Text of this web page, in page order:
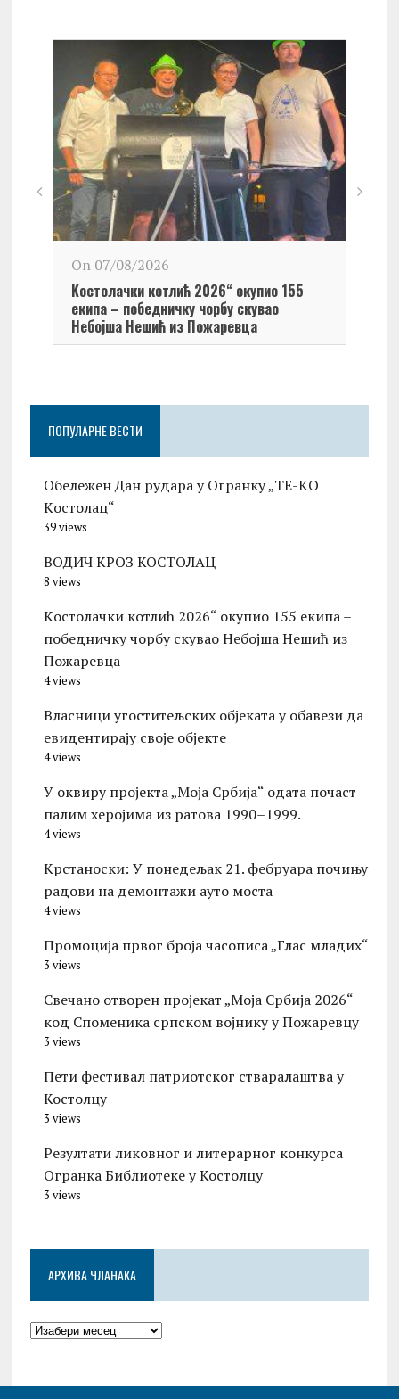
On 07/08/2026
Kостолачки котлић 2026“ окупио 155
екипа – победничку чорбу скувао
Небојша Нешић из Пожаревца
ПОПУЛАРНЕ ВЕСТИ
Обележен Дан рудара у Огранку „ТЕ-KО
Kостолац“
39 views
ВОДИЧ КРОЗ КОСТОЛАЦ
8 views
Kостолачки котлић 2026“ окупио 155 екипа –
победничку чорбу скувао Небојша Нешић из
Пожаревца
4 views
Власници угоститељских објеката у обавези да
евидентирају своје објекте
4 views
У оквиру пројекта „Моја Србија“ одата почаст
палим херојима из ратова 1990–1999.
4 views
Kрстаноски: У понедељак 21. фебруара почињу
радови на демонтажи ауто моста
4 views
Промоција првог броја часописа „Глас младих“
3 views
Свечано отворен пројекат „Моја Србија 2026“
код Споменика српском војнику у Пожаревцу
3 views
Пети фестивал патриотског стваралаштва у
Костолцу
3 views
Резултати ликовног и литерарног конкурса
Огранка Библиотеке у Костолцу
3 views
АРХИВА ЧЛАНАКА